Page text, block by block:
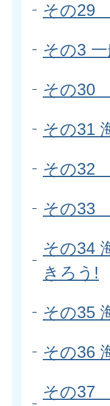
その29
その3
その30
その31
その32
その33
その34
きろう!
その35
その36
その37